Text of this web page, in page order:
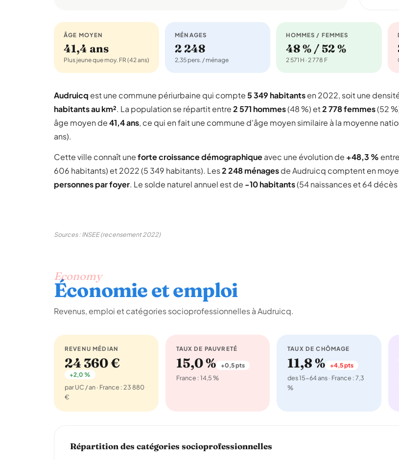
ÂGE MOYEN
41,4 ans
Plus jeune que moy. FR (42 ans)
MÉNAGES
2 248
2,35 pers. / ménage
HOMMES / FEMMES
48 % / 52 %
2 571 H · 2 778 F
Audruicq est une commune périurbaine qui compte5 349 habitantsen 2022, soit une
habitants au km². La population se répartit entre2 571 hommes(48 %) et2 778 femmes(52
âge moyen de41,4 ans, ce qui en fait une commune d'âge moyen similaire à la moyenne
ans).
Cette ville connaît uneforte croissance démographiqueavec une évolution de +48,3 %
606 habitants) et 2022 (5 349 habitants). Les2 248 ménagesde Audruicq comptent en
personnes par foyer. Le solde naturel annuel est de -10 habitants(54 naissances et 64 décès
Sources : INSEE (recensement 2022)
Economy
Économie et emploi
Revenus, emploi et catégories socioprofessionnelles à Audruicq.
REVENU MÉDIAN
24 360 €
+2,0 %
par UC / an · France : 23 880
€
TAUX DE PAUVRETÉ
15,0 % +0,5 pts
France : 14,5 %
TAUX DE CHÔMAGE
11,8 % +4,5 pts
des 15-64 ans · France : 7,3
%
Répartition des catégories socioprofessionnelles